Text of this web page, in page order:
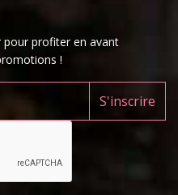
pour profiter en avant
!